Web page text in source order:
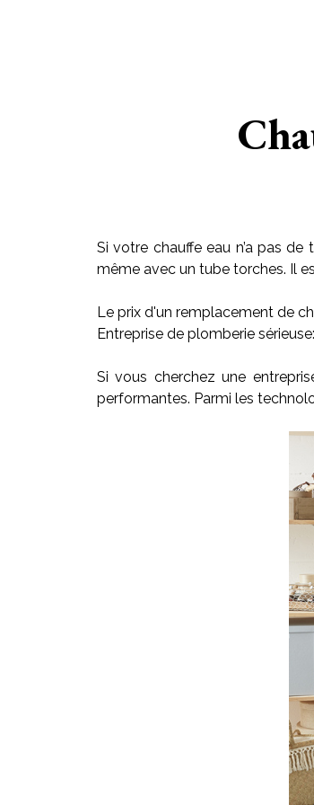
Si votre chauffe eau n’a pas
même avec un tube torches. Il
Le prix d'un remplacement de
Entreprise de plomberie sérieuse:
Si vous cherchez une
performantes. Parmi les